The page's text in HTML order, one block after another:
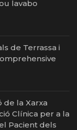
lavabo
de Terrassa i
de la Xarxa
Clínica per a la
Pacient dels